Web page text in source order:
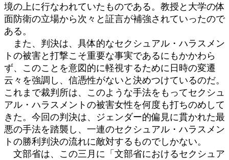
境の上に行なわれていたものである。教授と大学の体
面防衛の立場から次々と証言が補強されていったので
ある。
また、判決は、具体的なセクシュアル・ハラスメン
トの被害と打撃こそ重要な事実であるにもかかわら
ず、このことを意図的に軽視するために日時の変遷
云々を強調し、信憑性がないと決めつけているのだ。
これまで裁判所は、このような手法をもってセクシュ
アル・ハラスメントの被害女性を何度も打ちのめして
きた。今回の判決は、ジェンダー的偏見に貫かれた最
悪の手法を踏襲し、一連のセクシュアル・ハラスメン
トの勝利判決の流れに敵対するものでしかない。
文部省は、この三月に「文部省におけるセクシュア